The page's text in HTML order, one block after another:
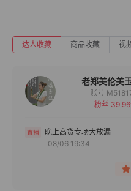
达人收藏 商品收藏 视
老郑美伦美
备注
分组
账号
粉丝
晚上高货专场大放漏
08/06 19:34